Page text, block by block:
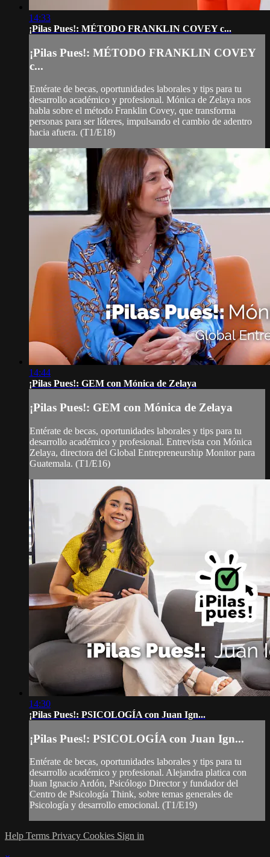
14:33
¡Pilas Pues!: MÉTODO FRANKLIN COVEY c...
¡Pilas Pues!: MÉTODO FRANKLIN COVEY
c...
Entérate de becas, oportunidades laborales y tips para tu
desarrollo académico y profesional. Mónica de Zelaya nos
habla sobre el método Franklin Covey, que transforma
personas para ser líderes, impulsando el cambio de adentro
hacia afuera. (T1/E18)
14:44
¡Pilas Pues!: GEM con Mónica de Zelaya
¡Pilas Pues!: GEM con Mónica de Zelaya
Entérate de becas, oportunidades laborales y tips para tu
desarrollo académico y profesional. Entrevista con Mónica
Zelaya, directora del Global Entrepreneurship Monitor para
Guatemala. (T1/E16)
14:30
¡Pilas Pues!: PSICOLOGÍA con Juan Ign...
¡Pilas Pues!: PSICOLOGÍA con Juan Ign...
Entérate de becas, oportunidades laborales y tips para tu
desarrollo académico y profesional. Alejandra platica con
Juan Ignacio Ardón, Psicólogo Director y fundador del
Centro de Psicología Think, sobre temas generales de
Psicología y desarrollo emocional. (T1/E19)
Help Terms Privacy Cookies Sign in